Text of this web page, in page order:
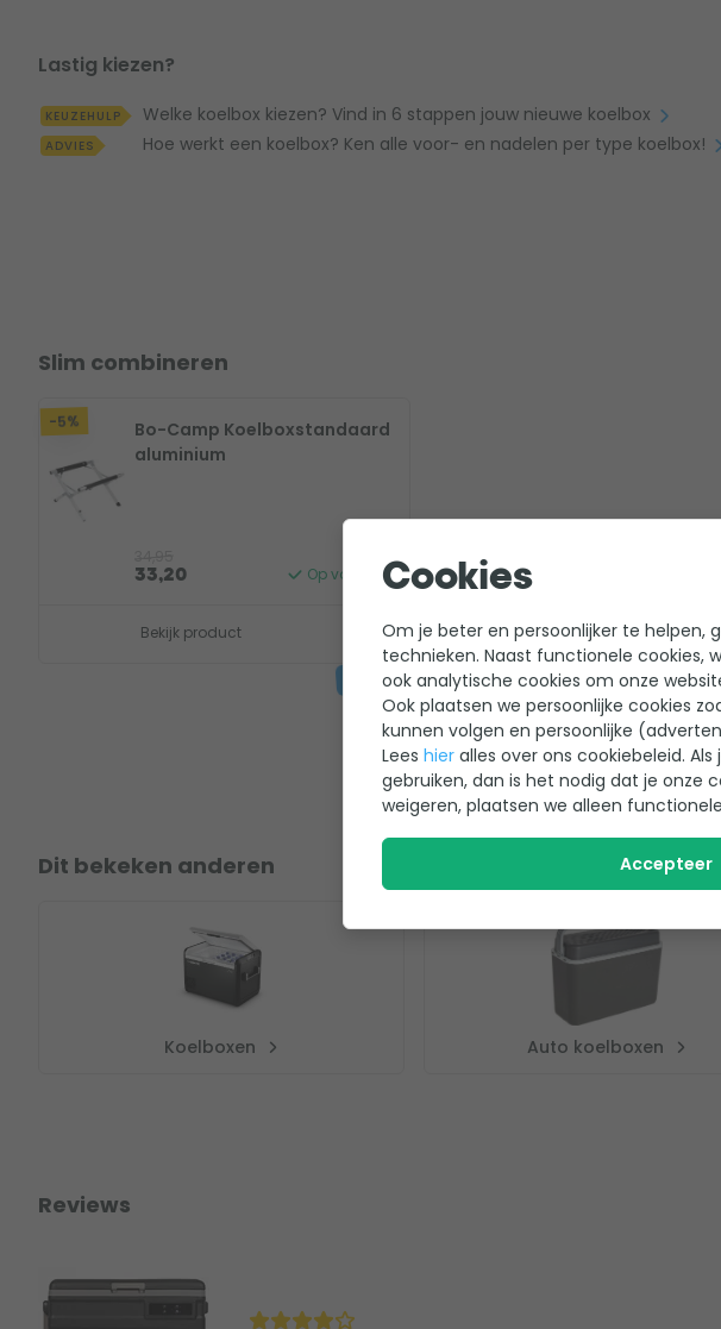
Lastig kiezen?
KEUZEHULP Welke koelbox kiezen? Vind in 6 stappen jouw nieuwe koelbox
ADVIES Hoe werkt een koelbox? Ken alle voor- en nadelen per type koelbox!
Slim combineren
-5%
Bo-Camp Koelboxstandaard
aluminium
33,20 Op voorraad
Bekijk product
Dit bekeken anderen
Koelboxen Auto koelboxen
Reviews
Cookies
Om je beter en persoonlijker te helpen,
technieken. Naast functionele cookies,
ook analytische cookies om onze
Ook plaatsen we persoonlijke cookies
kunnen volgen en persoonlijke
Lees hier alles over ons cookiebeleid.
gebruiken, dan is het nodig dat je onze
weigeren, plaatsen we alleen
Accepteer